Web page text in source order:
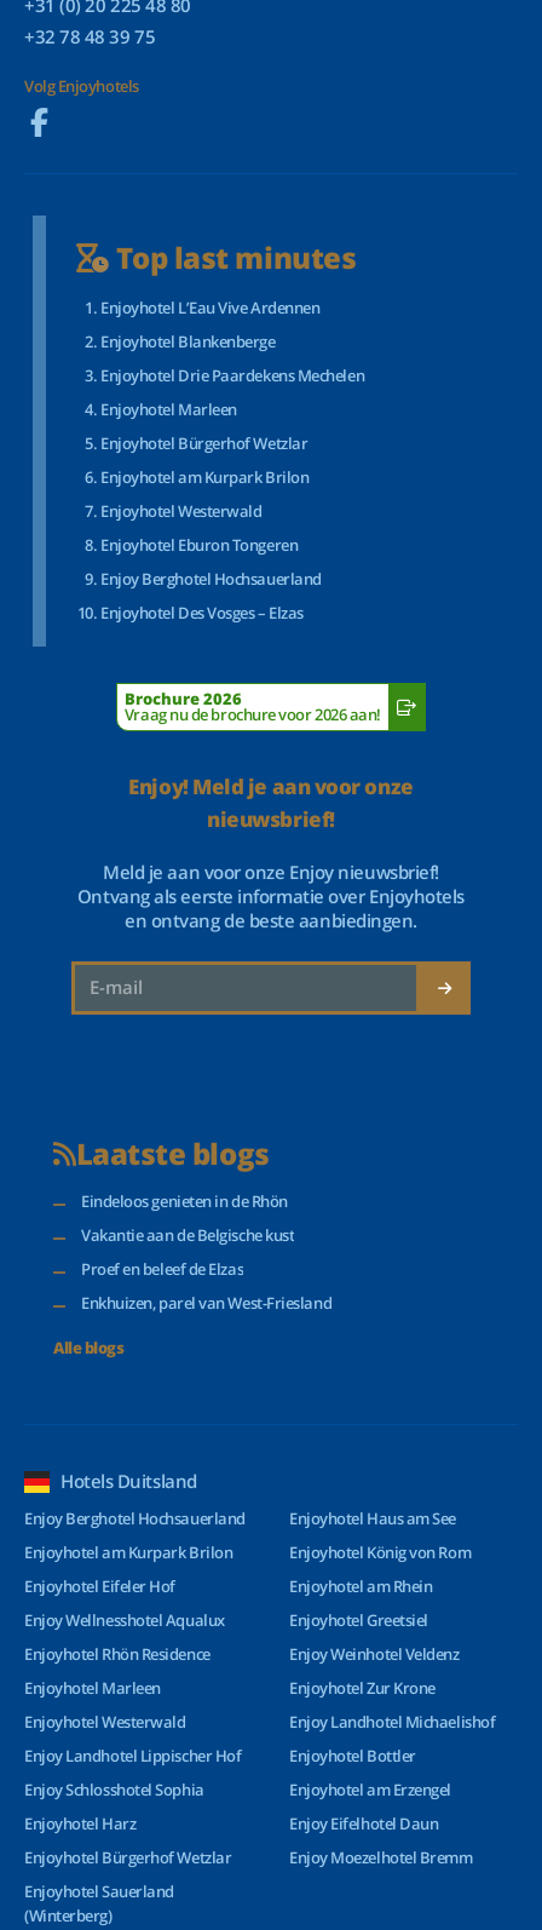
+31 (0) 20 225 48 80
+32 78 48 39 75
Volg Enjoyhotels
Top last minutes
Enjoyhotel L’Eau Vive Ardennen
Enjoyhotel Blankenberge
Enjoyhotel Drie Paardekens Mechelen
Enjoyhotel Marleen
Enjoyhotel Bürgerhof Wetzlar
Enjoyhotel am Kurpark Brilon
Enjoyhotel Westerwald
Enjoyhotel Eburon Tongeren
Enjoy Berghotel Hochsauerland
Enjoyhotel Des Vosges – Elzas
Brochure 2026
Vraag nu de brochure voor 2026 aan!
Enjoy! Meld je aan voor onze
nieuwsbrief!
Meld je aan voor onze Enjoy nieuwsbrief!
Ontvang als eerste informatie over Enjoyhotels
en ontvang de beste aanbiedingen.
Laatste blogs
Eindeloos genieten in de Rhön
Vakantie aan de Belgische kust
Proef en beleef de Elzas
Enkhuizen, parel van West-Friesland
Alle blogs
Hotels Duitsland
Enjoy Berghotel Hochsauerland
Enjoyhotel am Kurpark Brilon
Enjoyhotel Eifeler Hof
Enjoy Wellnesshotel Aqualux
Enjoyhotel Rhön Residence
Enjoyhotel Marleen
Enjoyhotel Westerwald
Enjoy Landhotel Lippischer Hof
Enjoy Schlosshotel Sophia
Enjoyhotel Harz
Enjoyhotel Bürgerhof Wetzlar
Enjoyhotel Sauerland
(Winterberg)
Enjoyhotel Haus am See
Enjoyhotel König von Rom
Enjoyhotel am Rhein
Enjoyhotel Greetsiel
Enjoy Weinhotel Veldenz
Enjoyhotel Zur Krone
Enjoy Landhotel Michaelishof
Enjoyhotel Bottler
Enjoyhotel am Erzengel
Enjoy Eifelhotel Daun
Enjoy Moezelhotel Bremm